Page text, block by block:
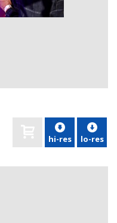
hi-res lo-res